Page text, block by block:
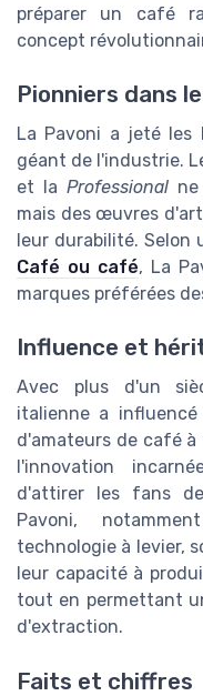
préparer un café
concept
Pionniers dans
La Pavoni a jeté les
géant de l'industrie.
et laProfessional
mais des œuvres
leur durabilité. Selon
Café ou café, La
marques préférées
Influence et
Avec plus d'un
italienne a
d'amateurs de café à
l'innovation
d'attirer les fans
Pavoni,
technologie à levier,
leur capacité à
tout en permettant
d'extraction.
Faits et chiffres